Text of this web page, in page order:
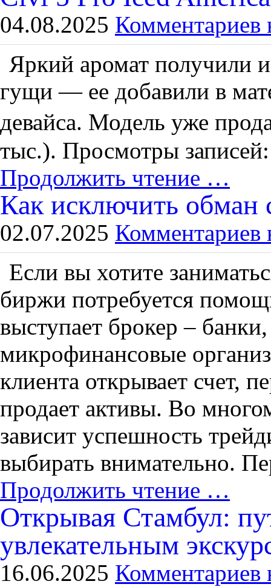
04.08.2025 Комментариев
Яркий аромат получили
гущи — ее добавили в
девайса. Модель уже
тыс.). Просмотры
Продолжить чтение …
Как исключить обман
02.07.2025 Комментариев
Если вы хотите
биржи потребуется
выступает брокер –
микрофинансовые
клиента открывает счет,
продает активы. Во
зависит успешность
выбирать внимательно.
Продолжить чтение …
Открывая Стамбул:
увлекательным
16.06.2025 Комментариев